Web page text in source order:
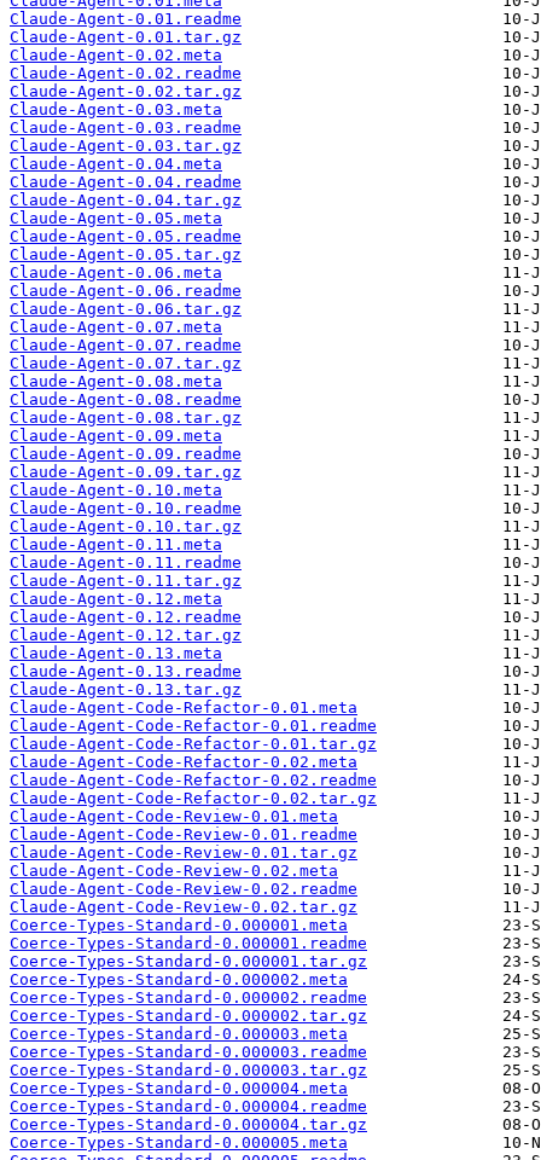
Claude-Agent-0.01.readme
Claude-Agent-0.01.tar.gz
Claude-Agent-0.02.meta
Claude-Agent-0.02.readme
Claude-Agent-0.02.tar.gz
Claude-Agent-0.03.meta
Claude-Agent-0.03.readme
Claude-Agent-0.03.tar.gz
Claude-Agent-0.04.meta
Claude-Agent-0.04.readme
Claude-Agent-0.04.tar.gz
Claude-Agent-0.05.meta
Claude-Agent-0.05.readme
Claude-Agent-0.05.tar.gz
Claude-Agent-0.06.meta
Claude-Agent-0.06.readme
Claude-Agent-0.06.tar.gz
Claude-Agent-0.07.meta
Claude-Agent-0.07.readme
Claude-Agent-0.07.tar.gz
Claude-Agent-0.08.meta
Claude-Agent-0.08.readme
Claude-Agent-0.08.tar.gz
Claude-Agent-0.09.meta
Claude-Agent-0.09.readme
Claude-Agent-0.09.tar.gz
Claude-Agent-0.10.meta
Claude-Agent-0.10.readme
Claude-Agent-0.10.tar.gz
Claude-Agent-0.11.meta
Claude-Agent-0.11.readme
Claude-Agent-0.11.tar.gz
Claude-Agent-0.12.meta
Claude-Agent-0.12.readme
Claude-Agent-0.12.tar.gz
Claude-Agent-0.13.meta
Claude-Agent-0.13.readme
Claude-Agent-0.13.tar.gz
Claude-Agent-Code-Refactor-0.01.meta
Claude-Agent-Code-Refactor-0.01.readme
Claude-Agent-Code-Refactor-0.01.tar.gz
Claude-Agent-Code-Refactor-0.02.meta
Claude-Agent-Code-Refactor-0.02.readme
Claude-Agent-Code-Refactor-0.02.tar.gz
Claude-Agent-Code-Review-0.01.meta
Claude-Agent-Code-Review-0.01.readme
Claude-Agent-Code-Review-0.01.tar.gz
Claude-Agent-Code-Review-0.02.meta
Claude-Agent-Code-Review-0.02.readme
Claude-Agent-Code-Review-0.02.tar.gz
Coerce-Types-Standard-0.000001.meta
Coerce-Types-Standard-0.000001.readme
Coerce-Types-Standard-0.000001.tar.gz
Coerce-Types-Standard-0.000002.meta
Coerce-Types-Standard-0.000002.readme
Coerce-Types-Standard-0.000002.tar.gz
Coerce-Types-Standard-0.000003.meta
Coerce-Types-Standard-0.000003.readme
Coerce-Types-Standard-0.000003.tar.gz
Coerce-Types-Standard-0.000004.meta
Coerce-Types-Standard-0.000004.readme
Coerce-Types-Standard-0.000004.tar.gz
Coerce-Types-Standard-0.000005.meta